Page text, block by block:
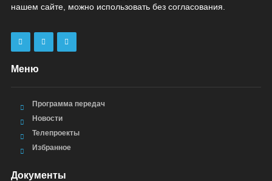
нашем сайте, можно использовать без согласования.
Меню
Программа передач
Новости
Телепроекты
Избранное
Документы